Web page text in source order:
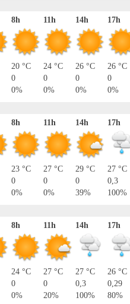
8h
20 °C
0
0%
11h
24 °C
0
0%
14h
26 °C
0
0%
17h
26 °C
0
0%
8h
23 °C
0
0%
11h
27 °C
0
0%
14h
29 °C
0
39%
17h
27 °C
0,3
100%
8h
24 °C
0
0%
11h
27 °C
0
20%
14h
27 °C
0,3
100%
17h
26 °C
0,29
80%